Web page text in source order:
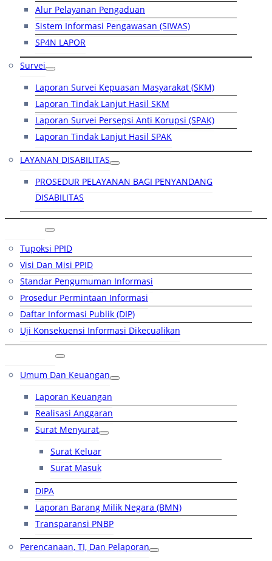
Alur Pelayanan Pengaduan
Sistem Informasi Pengawasan (SIWAS)
SP4N LAPOR
Survei
Laporan Survei Kepuasan Masyarakat (SKM)
Laporan Tindak Lanjut Hasil SKM
Laporan Survei Persepsi Anti Korupsi (SPAK)
Laporan Tindak Lanjut Hasil SPAK
LAYANAN DISABILITAS
PROSEDUR PELAYANAN BAGI PENYANDANG
DISABILITAS
Tupoksi PPID
Visi Dan Misi PPID
Standar Pengumuman Informasi
Prosedur Permintaan Informasi
Daftar Informasi Publik (DIP)
Uji Konsekuensi Informasi Dikecualikan
Umum Dan Keuangan
Laporan Keuangan
Realisasi Anggaran
Surat Menyurat
Surat Keluar
Surat Masuk
DIPA
Laporan Barang Milik Negara (BMN)
Transparansi PNBP
Perencanaan, TI, Dan Pelaporan